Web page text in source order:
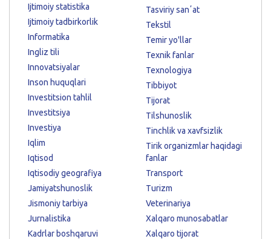
Ijtimoiy statistika
Ijtimoiy tadbirkorlik
Informatika
Ingliz tili
Innovatsiyalar
Inson huquqlari
Investitsion tahlil
Investitsiya
Investiya
Iqlim
Iqtisod
Iqtisodiy geografiya
Jamiyatshunoslik
Jismoniy tarbiya
Jurnalistika
Kadrlar boshqaruvi
Tasviriy sanʼat
Tekstil
Temir yo'llar
Texnik fanlar
Texnologiya
Tibbiyot
Tijorat
Tilshunoslik
Tinchlik va xavfsizlik
Tirik organizmlar haqidagi
fanlar
Transport
Turizm
Veterinariya
Xalqaro munosabatlar
Xalqaro tijorat